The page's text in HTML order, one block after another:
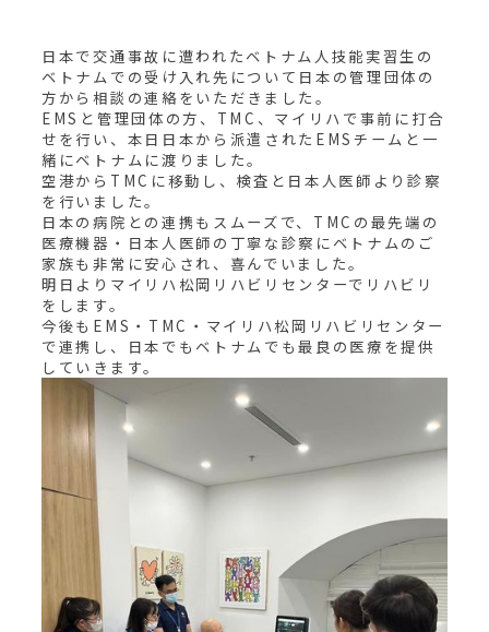
日本で交通事故に遭われたベトナム人技能実習生の
ベトナムでの受け入れ先について日本の管理団体の
方から相談の連絡をいただきました。
EMSと管理団体の方、TMC、マイリハで事前に打合
せを行い、本日日本から派遣されたEMSチームと一
緒にベトナムに渡りました。
空港からTMCに移動し、検査と日本人医師より診察
を行いました。
日本の病院との連携もスムーズで、TMCの最先端の
医療機器・日本人医師の丁寧な診察にベトナムのご
家族も非常に安心され、喜んでいました。
明日よりマイリハ松岡リハビリセンターでリハビリ
をします。
今後もEMS・TMC・マイリハ松岡リハビリセンター
で連携し、日本でもベトナムでも最良の医療を提供
していきます。